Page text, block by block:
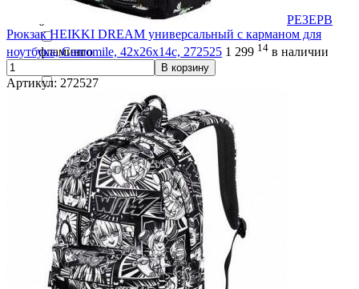
0
фламинго
цветочный
Экзотика
этника
РЕЗЕРВ
Рюкзак HEIKKI DREAM универсальный с карманом для
ноутбука, Camomile, 42х26х14с, 272525 1 299 14 в наличии
В корзину
Артикул: 272527